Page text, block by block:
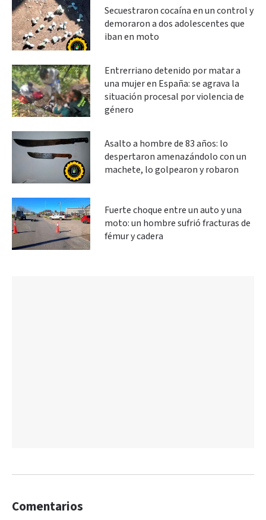
Secuestraron cocaína en un control y
demoraron a dos adolescentes que
iban en moto
Entrerriano detenido por matar a
una mujer en España: se agrava la
situación procesal por violencia de
género
Asalto a hombre de 83 años: lo
despertaron amenazándolo con un
machete, lo golpearon y robaron
Fuerte choque entre un auto y una
moto: un hombre sufrió fracturas de
fémur y cadera
Comentarios